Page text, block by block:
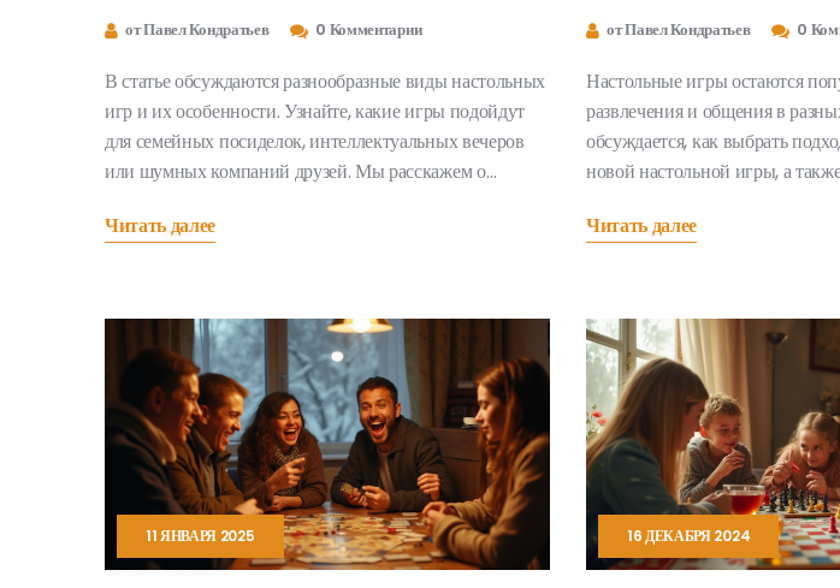
от Павел Кондратьев 0 Комментарии
В статье обсуждаются разнообразные виды настольных
игр и их особенности. Узнайте, какие игры подойдут
для семейных посиделок, интеллектуальных вечеров
или шумных компаний друзей. Мы расскажем о
популярность во всём мире. Также вы найдёте
миру игр и выберите то, что сделает вечер
незабываемым.
Читать далее
выбор
от Павел Кондратьев 0
Настольные игры остаются
развлечения и общения в
обсуждается, как выбрать
новой настольной игры, а
создание собственного
сориентироваться в этом
выбора и нюансы креативного
раскрываются для широкой
Читать далее
11 ЯНВАРЯ 2025 16 ДЕКАБРЯ 2024